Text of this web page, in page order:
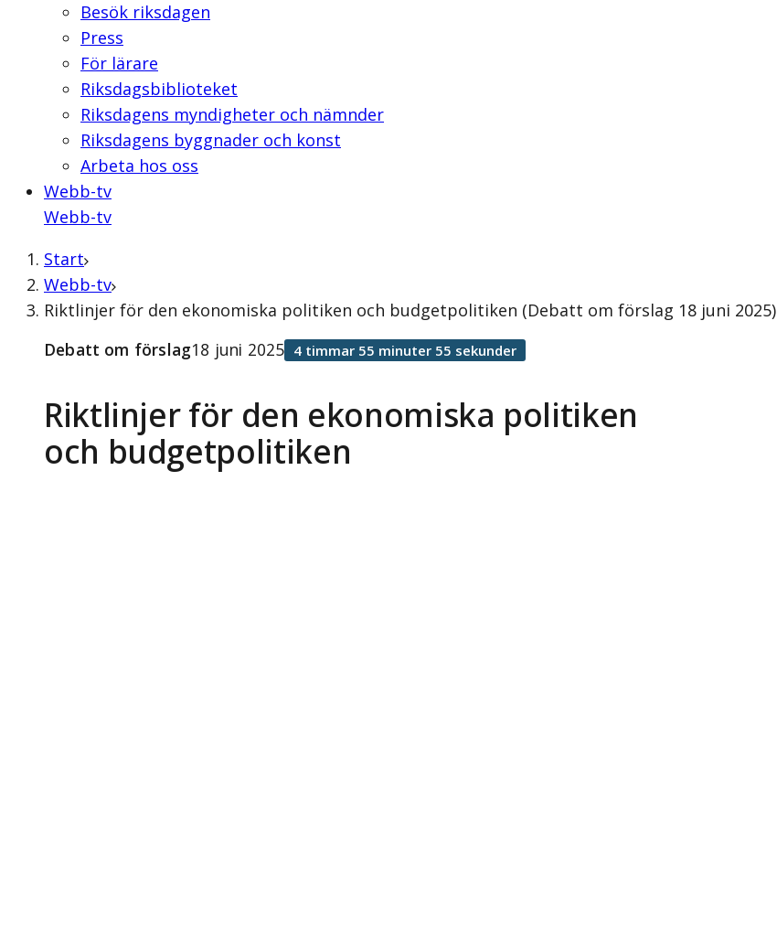
Besök riksdagen
Press
För lärare
Riksdagsbiblioteket
Riksdagens myndigheter och nämnder
Riksdagens byggnader och konst
Arbeta hos oss
Webb-tv
Webb-tv
Start
Webb-tv
Riktlinjer för den ekonomiska politiken och budgetpolitiken (Debatt om förslag 18 juni 2025)
Riktlinjer för den ekonomiska politiken
och budgetpolitiken
Debatt om förslag18 juni 2025 4 timmar 55 minuter 55 sekunder